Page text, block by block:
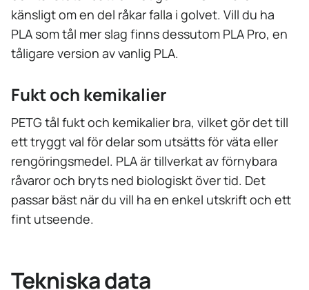
känsligt om en del råkar falla i golvet. Vill du ha
PLA som tål mer slag finns dessutom PLA Pro, en
tåligare version av vanlig PLA.
Fukt och kemikalier
PETG tål fukt och kemikalier bra, vilket gör det till
ett tryggt val för delar som utsätts för väta eller
rengöringsmedel. PLA är tillverkat av förnybara
råvaror och bryts ned biologiskt över tid. Det
passar bäst när du vill ha en enkel utskrift och ett
fint utseende.
Tekniska data